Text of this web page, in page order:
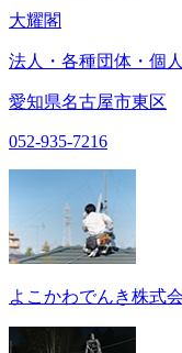
大耀閣
法人・各種団体・個
愛知県名古屋市東区
052-935-7216
よこかわでんき株式